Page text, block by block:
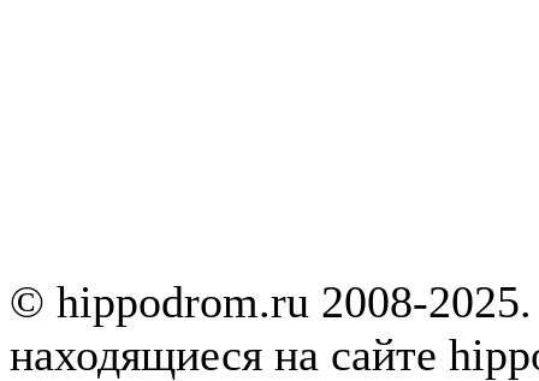
© hippodrom.ru 2008-
находящиеся на сайте